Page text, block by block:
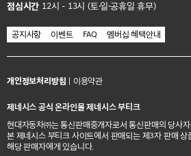
점심시간 12시 - 13시 (토·일·공휴일 휴무)
공지사항 이벤트 FAQ 멤버십 혜택안내
개인정보처리방침 이용약관
제네시스 공식 온라인몰 제네시스 부티크
현대자동차㈜는 통신판매중개자로서 통신판매의 당사
본 제네시스 부티크 사이트에서 판매되는 제3자 판매
해당 판매자에게 있습니다.